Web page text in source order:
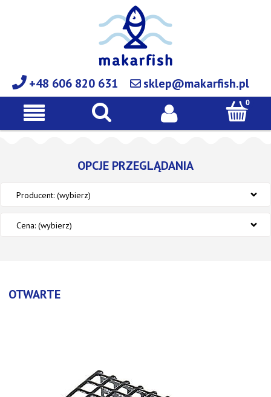
+48 606 820 631 sklep@makarfish.pl
OPCJE PRZEGLĄDANIA
Producent: (wybierz)
Cena: (wybierz)
OTWARTE